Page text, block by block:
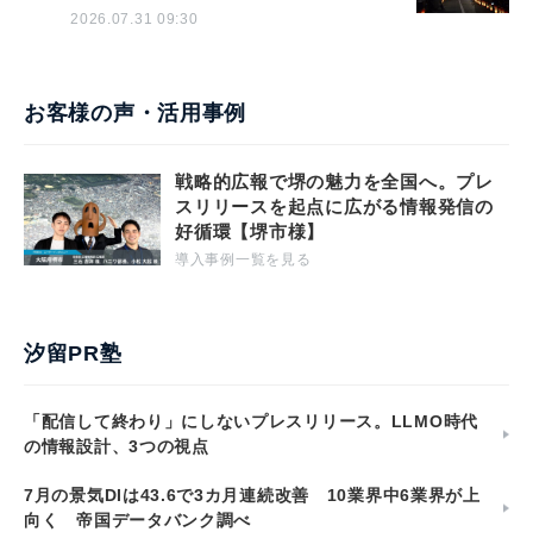
2026.07.31 09:30
お客様の声・活用事例
戦略的広報で堺の魅力を全国へ。プレ
スリリースを起点に広がる情報発信の
好循環【堺市様】
導入事例一覧を見る
汐留PR塾
「配信して終わり」にしないプレスリリース。LLMO時代
の情報設計、3つの視点
7月の景気DIは43.6で3カ月連続改善 10業界中6業界が上
向く 帝国データバンク調べ